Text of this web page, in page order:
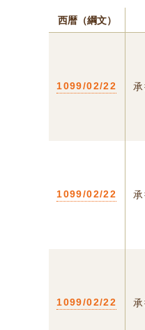
西暦（綱文）
1099/02/22
1099/02/22
1099/02/22